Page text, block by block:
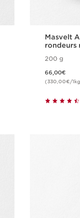
Masvelt
rondeurs
200 g
66,00€
(330,00€/